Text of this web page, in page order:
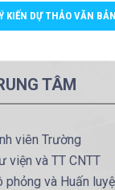
KIẾN DỰ THẢO VĂN
TÂM
viên Trường
viện và TT CNTT
phỏng và Huấn